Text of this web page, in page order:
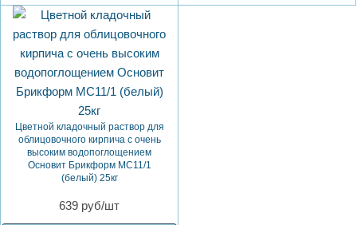
Цветной кладочный раствор для
облицовочного кирпича с очень
высоким водопоглощением
Основит Брикформ MC11/1
(белый) 25кг
639 руб/шт